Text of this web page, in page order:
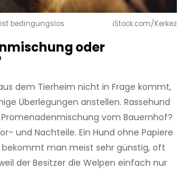
ist bedingungslos iStock.com/Kerkez
oder
dem Tierheim nicht in Frage kommt,
Überlegungen anstellen. Rassehund
vom Bauernhof?
und Nachteile. Ein Hund ohne Papiere
man meist sehr günstig, oft
der Besitzer die Welpen einfach nur